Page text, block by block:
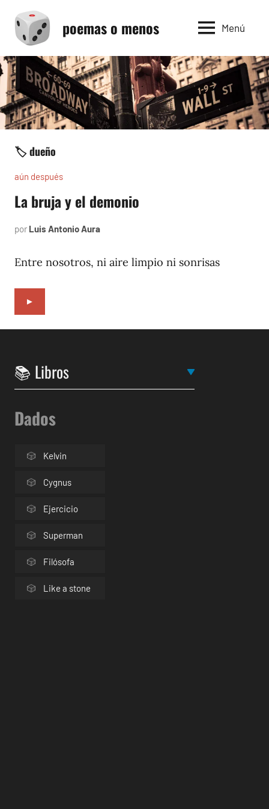
contenido
poemas o menos Menú
🏷️ dueño
aún después
La bruja y el demonio
por Luis Antonio Aura
2005
Entre nosotros, ni aire limpio ni sonrisas
►
Dados
Kelvin
Cygnus
Ejercicio
Superman
Filósofa
Like a stone